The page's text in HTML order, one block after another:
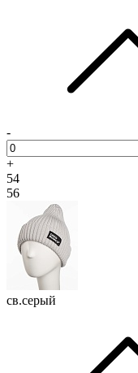
-
+
54
56
св.серый